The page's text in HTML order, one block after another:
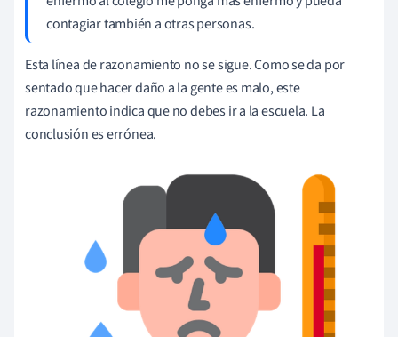
contagiar también a otras personas.
Esta línea de razonamiento no se sigue. Como se da por
sentado que hacer daño a la gente es malo, este
razonamiento indica que no debes ir a la escuela. La
conclusión es errónea.